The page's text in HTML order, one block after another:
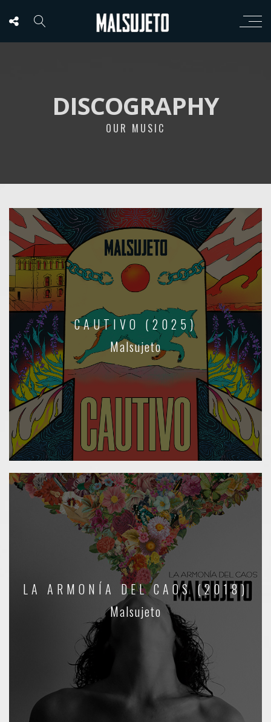
DISCOGRAPHY
OUR MUSIC
CAUTIVO (2025)
Malsujeto
LA ARMONÍA DEL CAOS (2018)
Malsujeto